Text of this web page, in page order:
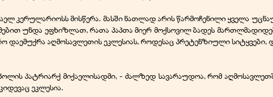
კერულარიოსს მისწერა. მასში ნათლად არის წარმოჩენილი ყველა
უნდა ეფხიზლათ, რათა პაპთა მიერ მოქსოვილ ბადეს
დაემუქრა აღმოსავლეთის ეკლესიას, როდესაც პრეტენზიული სიტყვები,
პატრიარქ მიქაელისადმი, -ძალზედ სავარაუდოა, რომ
ეკლესია.